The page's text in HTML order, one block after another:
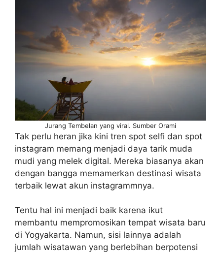
Jurang Tembelan yang viral. Sumber Orami
Tak perlu heran jika kini tren spot selfi dan spot
instagram memang menjadi daya tarik muda
mudi yang melek digital. Mereka biasanya akan
dengan bangga memamerkan destinasi wisata
terbaik lewat akun instagrammnya.
Tentu hal ini menjadi baik karena ikut
membantu mempromosikan tempat wisata baru
di Yogyakarta. Namun, sisi lainnya adalah
jumlah wisatawan yang berlebihan berpotensi